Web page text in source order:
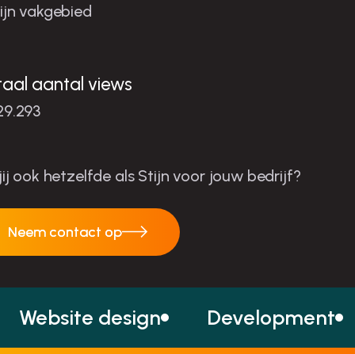
vakgebied
aantal views
ook hetzelfde als Stijn voor jouw bedrijf?
Neem contact op
Neem contact op
Website design Development